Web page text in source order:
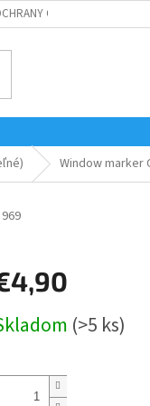
OSOBNÝCH ÚDAJOV
Window marker
969
(>5 ks)